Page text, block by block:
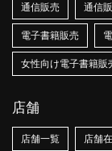
通信販売 通信
電子書籍販売
女性向け電子書籍販
店舗
店舗一覧 店舗